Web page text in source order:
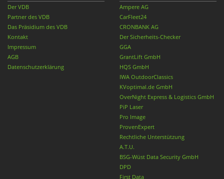
Der VDB
Partner des VDB
Das Präsidium des VDB
Kontakt
Impressum
AGB
Datenschutzerklärung
Ampere AG
CarFleet24
CRONBANK AG
Der Sicherheits-Checker
GGA
GrantLift GmbH
HQS GmbH
IWA OutdoorClassics
KVoptimal.de GmbH
OverNight Express & Logistics GmbH
PiP Laser
Pro Image
ProvenExpert
Rechtliche Unterstützung
A.T.U.
BSG-Wüst Data Security GmbH
DPD
First Data